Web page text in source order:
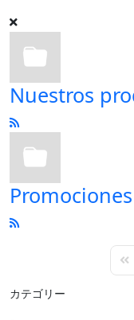
Nuestros
Promociones
カテゴリー